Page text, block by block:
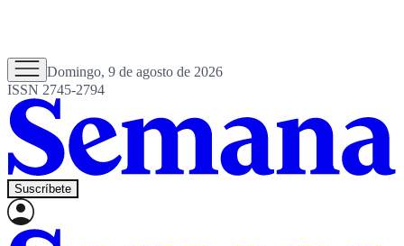
Domingo, 9 de agosto de 2026
ISSN 2745-2794
Suscríbete